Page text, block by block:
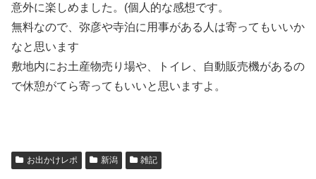
意外に楽しめました。(個人的な感想です。
無料なので、弥彦や寺泊に用事がある人は寄ってもいいか
なと思います
敷地内にお土産物売り場や、トイレ、自動販売機があるの
で休憩がてら寄ってもいいと思いますよ。
お出かけレポ 新潟 雑記